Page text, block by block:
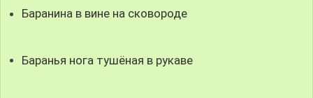
Баранина в вине на сковороде
Баранья нога тушёная в рукаве